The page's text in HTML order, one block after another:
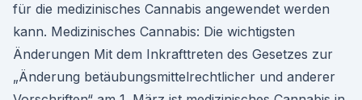
für die medizinisches Cannabis angewendet werden
kann. Medizinisches Cannabis: Die wichtigsten
Änderungen Mit dem Inkrafttreten des Gesetzes zur
„Änderung betäubungsmittelrechtlicher und anderer